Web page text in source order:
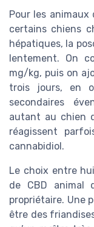
Pour les animaux
certains chiens
hépatiques, la
lentement. On
mg/kg, puis on
trois jours, en
secondaires
autant au chien
réagissent
cannabidiol.
Le choix entre
de CBD animal
propriétaire. Une
être des